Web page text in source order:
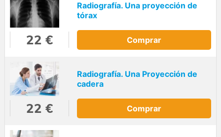
Radiografía. Una proyección de
tórax
22 € Comprar
Radiografía. Una Proyección de
cadera
22 € Comprar